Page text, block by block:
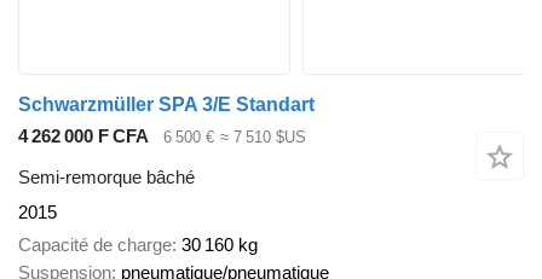
Schwarzmüller SPA 3/E Standart
4 262 000 F CFA
6 500 € ≈ 7 510 $US
Semi-remorque bâché
2015
Capacité de charge 30 160 kg
Suspension pneumatique/pneumatique